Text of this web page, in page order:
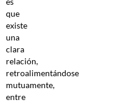
que
existe
una
clara
relación,
retroalimentándose
mutuamente,
entre